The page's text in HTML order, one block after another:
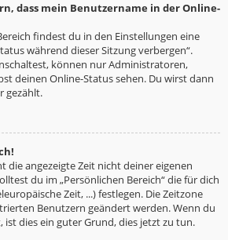
dass mein Benutzername in der Online-
findest du in den Einstellungen eine
während dieser Sitzung verbergen“.
können nur Administratoren,
deinen Online-Status sehen. Du wirst dann
gezählt.
die angezeigte Zeit nicht deiner eigenen
du im „Persönlichen Bereich“ die für dich
Zeit, ...) festlegen. Die Zeitzone
Benutzern geändert werden. Wenn du
dies ein guter Grund, dies jetzt zu tun.